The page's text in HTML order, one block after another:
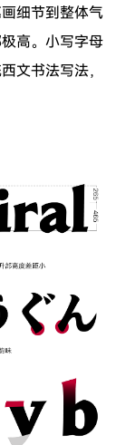
细节到整体气
高。小写字母
文书法写法，